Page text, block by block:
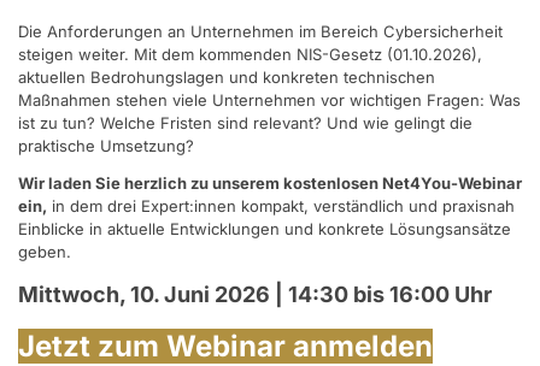
Die Anforderungen an Unternehmen im Bereich Cybersicherheit
steigen weiter. Mit dem kommenden NIS-Gesetz (01.10.2026),
aktuellen Bedrohungslagen und konkreten technischen
Maßnahmen stehen viele Unternehmen vor wichtigen Fragen: Was
ist zu tun? Welche Fristen sind relevant? Und wie gelingt die
praktische Umsetzung?
Wir laden Sie herzlich zu unserem kostenlosen Net4You-Webinar
ein, in dem drei Expert:innen kompakt, verständlich und praxisnah
Einblicke in aktuelle Entwicklungen und konkrete Lösungsansätze
geben.
Mittwoch, 10. Juni 2026 | 14:30 bis 16:00 Uhr
Jetzt zum Webinar anmelden